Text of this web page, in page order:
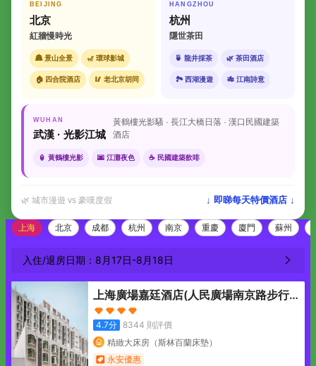
BEIJING
北京
紅牆慢時光
🏯 景山全景 🎢 環球影城
🏠 四合院酒店 🥢 老北京胡同
HANGZHOU
杭州
隱世茶田
🍵 龍井採茶 🌿 茶田酒店
🏞 西湖漫遊 🎋 江南詩意
WUHAN
武漢 · 光影江城
黃鶴樓光影騷 · 長江大橋日落 · 漢口民國建築
酒店
🏮 黃鶴樓光影 🌆 江灘夜色 ☕ 民國建築飲啡
🌿 城市漫遊 vs 豪嘆度假 ↓ 即睇每天特價酒店 ↓
上海 北京 成都 杭州 南京 重慶 廈門 蘇州
入住/退房日期： 8月17日-8月18日
上海廣場嘉廷酒店(人民廣場南京路步行
街店)
4.7分 8344 則評價
精緻大床房（斯林百蘭床墊）
永安優惠